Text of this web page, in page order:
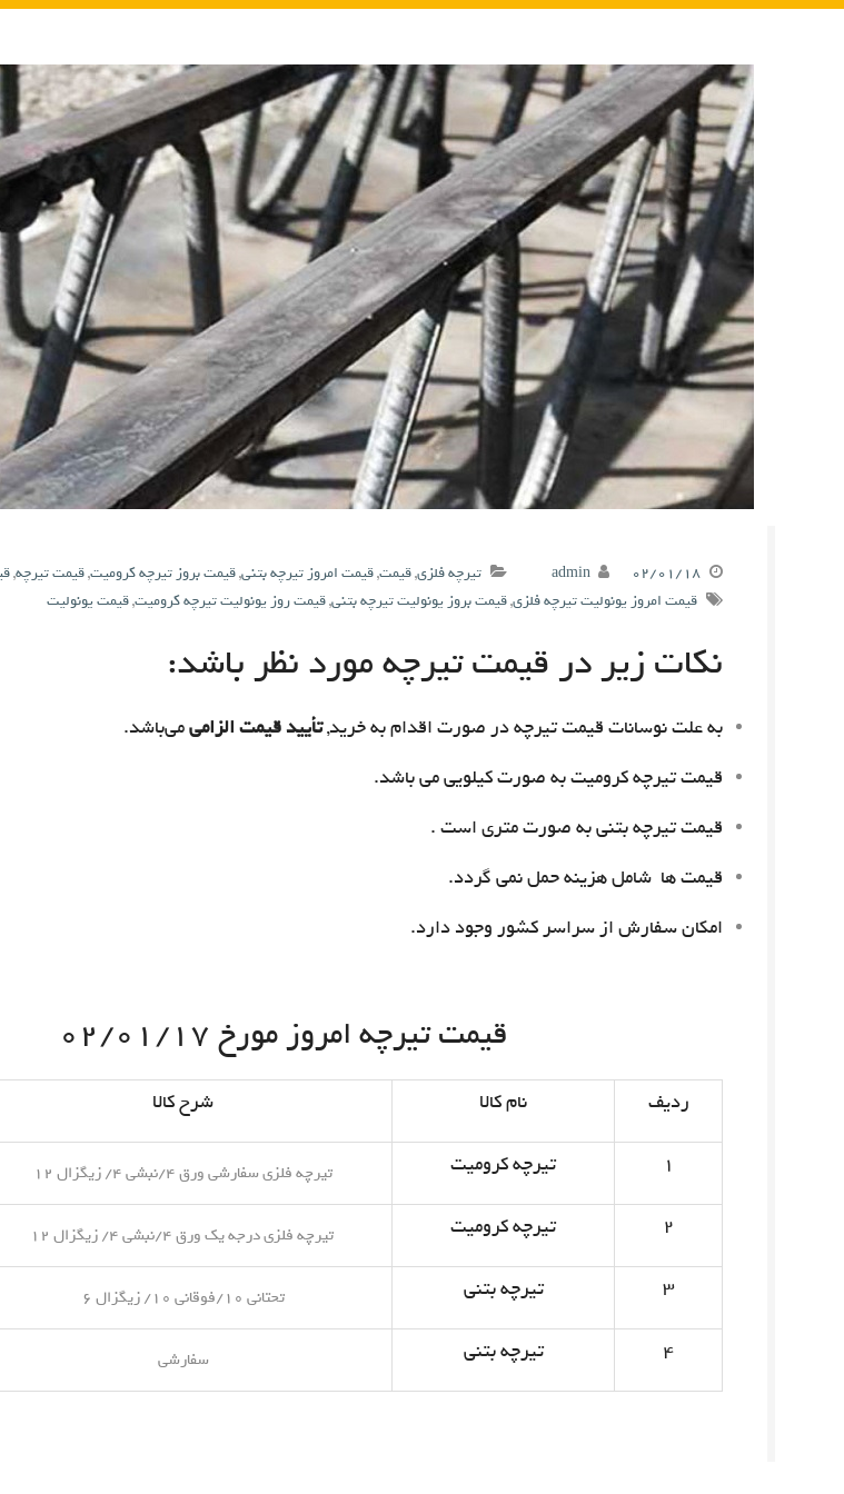
۰۲/۰۱/۱۸ admin تیرچه فلزی,قیمت,قیمت امروز تیرچه بتنی,قیمت بروز تیرچه کرومیت,قیمت تیرچه,
قیمت امروز یونولیت تیرچه فلزی,قیمت بروز یونولیت تیرچه بتنی,قیمت روز یونولیت تیرچه کرومیت,قیمت یونولیت
نکات زیر در قیمت تیرچه مورد نظر باشد:
به علت نوسانات قیمت تیرچه در صورت اقدام به خرید,تأیید قیمت الزامیمی‌باشد.
قیمت تیرچه کرومیت به صورت کیلویی می باشد.
قیمت تیرچه بتنی به صورت متری است .
قیمت ها شامل هزینه حمل نمی گردد.
امکان سفارش از سراسر کشور وجود دارد.
قیمت تیرچه امروز مورخ ۰۲/۰۱/۱۷
ردیف نام کالا شرح کالا
۱ تیرچه کرومیت تیرچه فلزی سفارشی ورق ۴/نبشی ۴/ زیگزال ۱۲
۲ تیرچه کرومیت تیرچه فلزی درجه یک ورق ۴/نبشی ۴/ زیگزال ۱۲
۳ تیرچه بتنی تحتانی ۱۰/فوقانی ۱۰/ زیگزال ۶
۴ تیرچه بتنی سفارشی